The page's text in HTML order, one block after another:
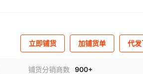
立即铺货 加铺货单 代
铺货分销商数
900+